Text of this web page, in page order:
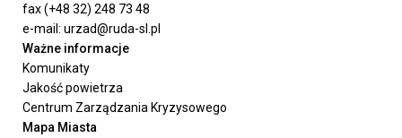
fax (+48 32) 248 73 48
e-mail: urzad@ruda-sl.pl
Ważne informacje
Komunikaty
Jakość powietrza
Centrum Zarządzania Kryzysowego
Mapa Miasta